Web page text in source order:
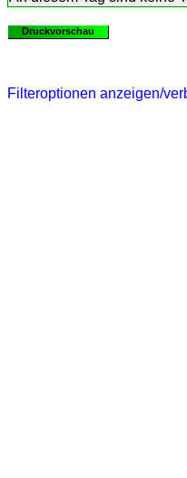
Druckvorschau
Filteroptionen anzeigen/